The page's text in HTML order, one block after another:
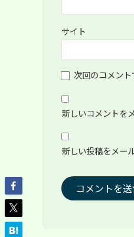
サイト
次回のコメン
新しいコメントを
新しい投稿をメー